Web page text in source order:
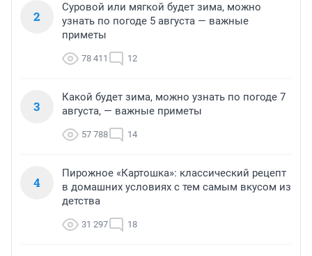
2
Суровой или мягкой будет зима, можно
узнать по погоде 5 августа — важные
приметы
78 411 12
3
Какой будет зима, можно узнать по погоде 7
августа, — важные приметы
57 788 14
4
Пирожное «Картошка»: классический рецепт
в домашних условиях с тем самым вкусом из
детства
31 297 18